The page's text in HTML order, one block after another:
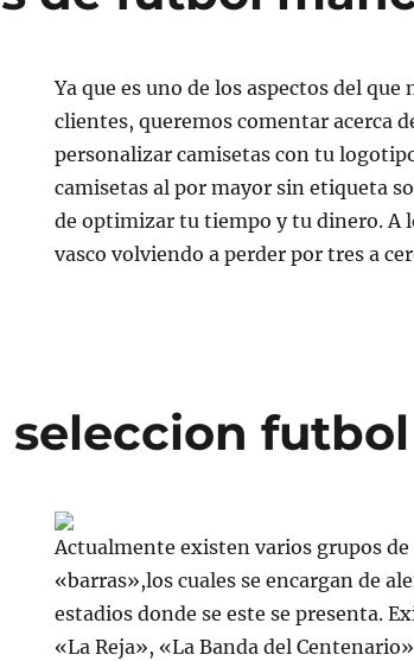
Ya que es uno de los aspectos del
clientes, queremos comentar acerca
personalizar camisetas con tu
camisetas al por mayor sin etiqueta
de optimizar tu tiempo y tu dinero. A
vasco volviendo a perder por tres a
futbol
Actualmente existen varios grupos
«barras»,los cuales se encargan de
estadios donde se este se presenta.
«La Reja», «La Banda del